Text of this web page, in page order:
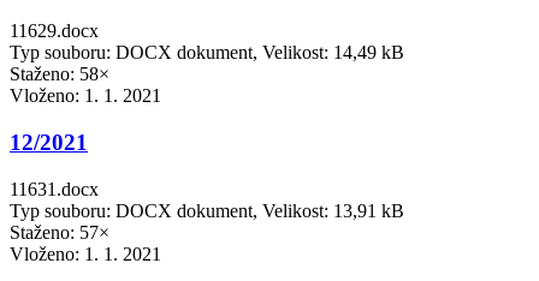
11629.docx
Typ souboru: DOCX dokument, Velikost: 14,49 kB
Staženo: 58×
Vloženo: 1. 1. 2021
12/2021
11631.docx
Typ souboru: DOCX dokument, Velikost: 13,91 kB
Staženo: 57×
Vloženo: 1. 1. 2021